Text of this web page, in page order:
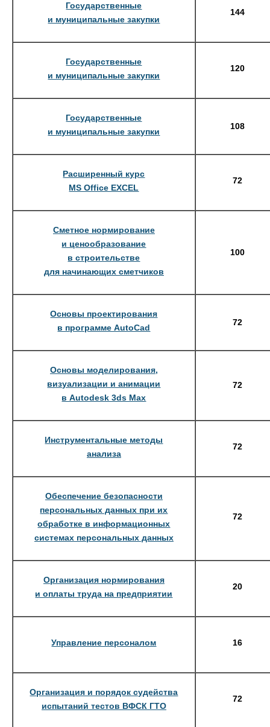
Государственные
и муниципальные закупки
144
Государственные
и муниципальные закупки
120
Государственные
и муниципальные закупки
108
Расширенный курс
MS Office EXCEL
72
Сметное нормирование
и ценообразование
в строительстве
для начинающих сметчиков
100
Основы проектирования
в программе AutoCad
72
Основы моделирования,
визуализации и анимации
в Autodesk 3ds Max
72
Инструментальные методы
анализа
72
Обеспечение безопасности
персональных данных при их
обработке в информационных
системах персональных данных
72
Организация нормирования
и оплаты труда на предприятии
20
Управление персоналом 16
Организация и порядок судейства
испытаний тестов ВФСК ГТО
72